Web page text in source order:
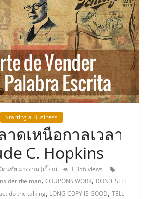
ไทย,
Starting a Business
าดเหนือกาลเวลา
C. Hopkins
นชัย ม่วงงาม (เปี๊ยก)
1,356 views
the man,COUPONS WORK, DON’T SELL
do the talking, LONG COPY IS GOOD,TELL